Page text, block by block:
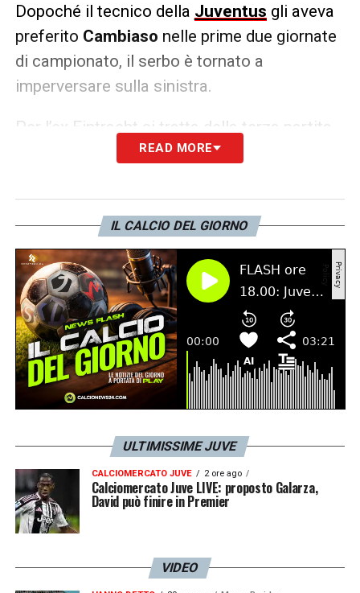
Dopoché il tecnico della Juventus gli aveva
preferito Cambiaso nelle prime due giornate
di campionato, il serbo è tornato a
imperversare sulla sinistra.
Per l’ex Eintracht si tratta della terza partita
consecutiva da titolare inSerie A
LA PLAYLIST DELLE NOSTRE TOP NEWS
READ MORE
IL CALCIO DEL GIORNO
ULTIMISSIME JUVE
CALCIOMERCATO JUVE 2 ore ago
Calciomercato Juve LIVE: proposto Galarza,
David può finire in Premier
VIDEO